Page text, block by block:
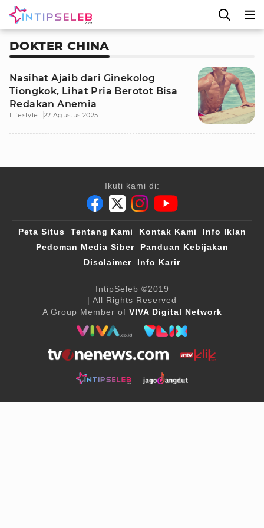
DOKTER CHINA
Nasihat Ajaib dari Ginekolog
Tiongkok, Lihat Pria Berotot Bisa
Redakan Anemia
Lifestyle 22 Agustus 2025
Ikuti kami di:
Peta Situs Tentang Kami Kontak Kami
Info Iklan
Pedoman Media Siber
Panduan Kebijakan
Disclaimer
Info Karir
IntipSeleb ©2019
| All Rights Reserved
A Group Member of VIVA Digital Network